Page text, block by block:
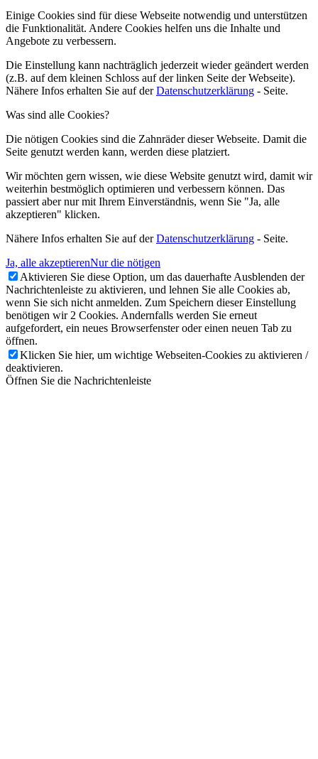
Einige Cookies sind für diese Webseite notwendig und unterstützen
die Funktionalität. Andere Cookies helfen uns die Inhalte und
Angebote zu verbessern.
Die Einstellung kann nachträglich jederzeit wieder geändert werden
(z.B. auf dem kleinen Schloss auf der linken Seite der Webseite).
Nähere Infos erhalten Sie auf derDatenschutzerklärung - Seite.
Was sind alle Cookies?
Die nötigen Cookies sind die Zahnräder dieser Webseite. Damit die
Seite genutzt werden kann, werden diese platziert.
Wir möchten gern wissen, wie diese Website genutzt wird, damit wir
weiterhin bestmöglich optimieren und verbessern können. Das
passiert aber nur mit Ihrem Einverständnis, wenn Sie "Ja, alle
akzeptieren" klicken.
Nähere Infos erhalten Sie auf derDatenschutzerklärung - Seite.
Ja, alle akzeptierenNur die nötigen
Aktivieren Sie diese Option, um das dauerhafte Ausblenden der
Nachrichtenleiste zu aktivieren, und lehnen Sie alle Cookies ab,
wenn Sie sich nicht anmelden. Zum Speichern dieser Einstellung
benötigen wir 2 Cookies. Andernfalls werden Sie erneut
aufgefordert, ein neues Browserfenster oder einen neuen Tab zu
öffnen.
Klicken Sie hier, um wichtige Webseiten-Cookies zu aktivieren /
deaktivieren.
Öffnen Sie die Nachrichtenleiste